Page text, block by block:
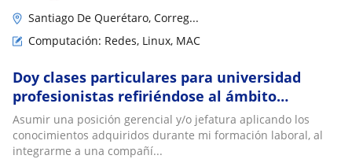
Santiago De Querétaro, Correg...
Computación: Redes, Linux, MAC
Doy clases particulares para universidad
profesionistas refiriéndose al ámbito
tecnológico basándonos en computación
sistemas prog
Asumir una posición gerencial y/o jefatura aplicando los
conocimientos adquiridos durante mi formación laboral, al
integrarme a una compañí...